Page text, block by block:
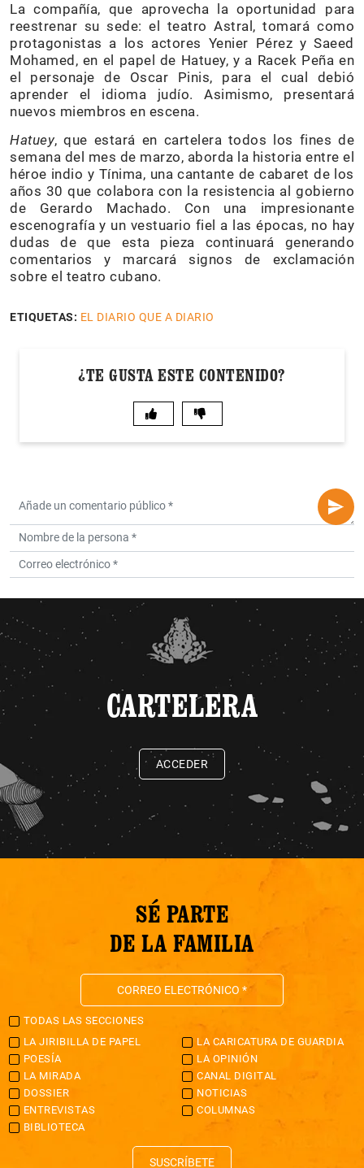
La compañía, que aprovecha la oportunidad para
reestrenar su sede: el teatro Astral, tomará como
protagonistas a los actores Yenier Pérez y Saeed
Mohamed, en el papel de Hatuey, y a Racek Peña en
el personaje de Oscar Pinis, para el cual debió
aprender el idioma judío. Asimismo, presentará
nuevos miembros en escena.
Hatuey, que estará en cartelera todos los fines de
semana del mes de marzo, aborda la historia entre el
héroe indio y Tínima, una cantante de cabaret de los
años 30 que colabora con la resistencia al gobierno
de Gerardo Machado. Con una impresionante
escenografía y un vestuario fiel a las épocas, no hay
dudas de que esta pieza continuará generando
comentarios y marcará signos de exclamación
sobre el teatro cubano.
ETIQUETAS: EL DIARIO QUE A DIARIO
¿TE GUSTA ESTE CONTENIDO?
CARTELERA
ACCEDER
SÉ PARTE
DE LA FAMILIA
TODAS LAS SECCIONES
LA JIRIBILLA DE PAPEL
LA CARICATURA DE GUARDIA
POESÍA
LA OPINIÓN
LA MIRADA
CANAL DIGITAL
DOSSIER
NOTICIAS
ENTREVISTAS
COLUMNAS
BIBLIOTECA
SUSCRÍBETE